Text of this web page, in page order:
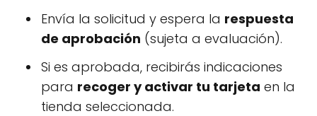
Envía la solicitud y espera la respuesta
de aprobación (sujeta a evaluación).
Si es aprobada, recibirás indicaciones
para recoger y activar tu tarjeta en la
tienda seleccionada.